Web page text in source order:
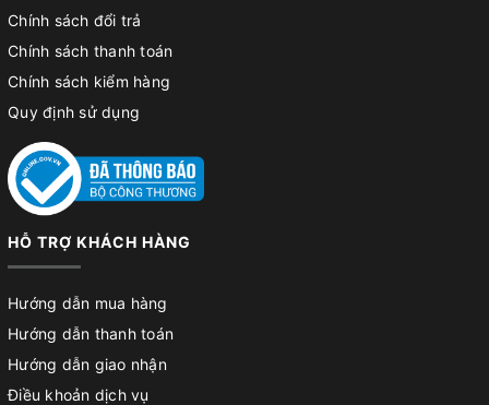
Chính sách đổi trả
Chính sách thanh toán
Chính sách kiểm hàng
Quy định sử dụng
HỖ TRỢ KHÁCH HÀNG
Hướng dẫn mua hàng
Hướng dẫn thanh toán
Hướng dẫn giao nhận
Điều khoản dịch vụ